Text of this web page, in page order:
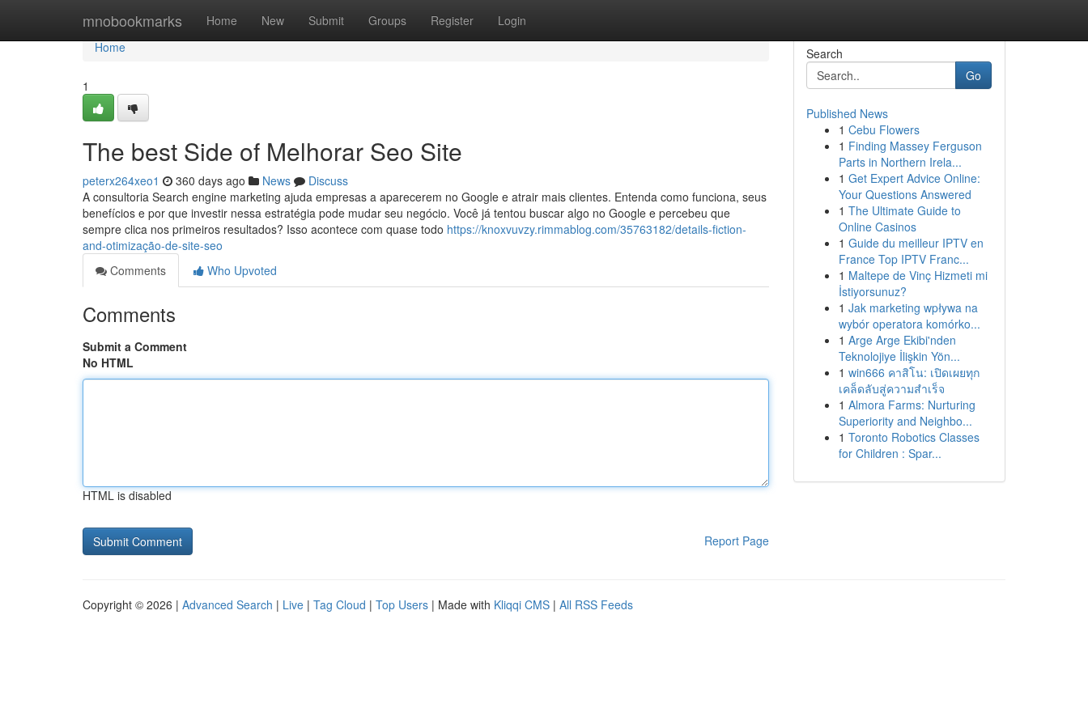
mnobookmarks Home New Submit Groups Register Login
Home
Home
1
The best Side of Melhorar Seo Site
peterx264xeo1 360 days ago News
Discuss
A consultoria Search engine marketing ajuda empresas a aparecerem no Google e atrair mais clientes. Entenda como funciona, seus
benefícios e por que investir nessa estratégia pode mudar seu negócio. Você já tentou buscar algo no Google e percebeu que
sempre clica nos primeiros resultados? Isso acontece com quase todo https://knoxvuvzy.rimmablog.com/35763182/details-fiction-
and-otimização-de-site-seo
Comments
Who Upvoted
Comments
Submit a Comment
No HTML
HTML is disabled
Report Page
Search
Go
Published News
1 Cebu Flowers
1 Finding Massey Ferguson
Parts in Northern Irela...
1 Get Expert Advice Online:
Your Questions Answered
1 The Ultimate Guide to
Online Casinos
1 Guide du meilleur IPTV en
France Top IPTV Franc...
1 Maltepe de Vinç Hizmeti mi
İstiyorsunuz?
1 Jak marketing wpływa na
wybór operatora komórko...
1 Arge Arge Ekibi'nden
Teknolojiye İlişkin Yön...
1 win666 คาสิโน: เปิดเผยทุก
เคล็ดลับสู่ความสำเร็จ
1 Almora Farms: Nurturing
Superiority and Neighbo...
1 Toronto Robotics Classes
for Children : Spar...
Copyright © 2026 | Advanced Search | Live | Tag Cloud | Top Users | Made with Kliqqi CMS | All RSS Feeds